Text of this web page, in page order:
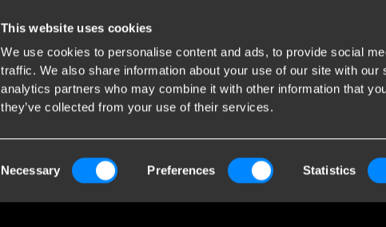
This website uses cookies
We use cookies to personalise content and ads, to provide social
traffic. We also share information about your use of our site with our
analytics partners who may combine it with other information that
they’ve collected from your use of their services.
Selection
Necessary Preferences Statistics